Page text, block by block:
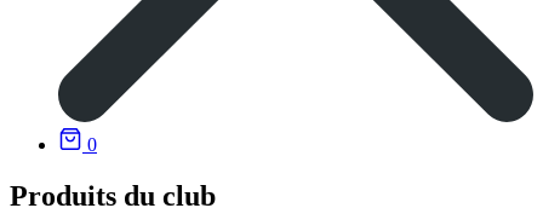
0
Produits du club